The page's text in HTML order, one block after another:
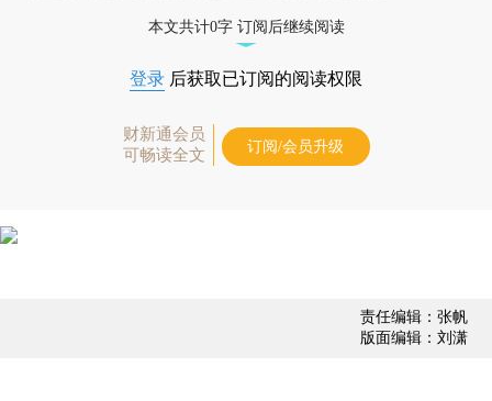
本文共计0字 订阅后继续阅读
登录 后获取已订阅的阅读权限
财新通会员
可畅读全文
订阅/会员升级
责任编辑：张帆
版面编辑：刘潇